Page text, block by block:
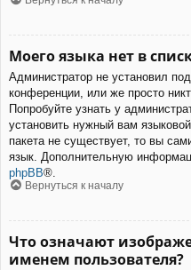
Моего языка нет в
Администратор не установил
конференции, или же просто
Попробуйте узнать у
установить нужный вам
пакета не существует, то вы
язык. Дополнительную
phpBB®.
Вернуться к началу
Что означают
именем пользователя?